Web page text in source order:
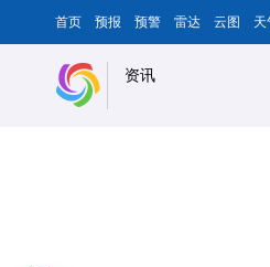
首页 预报 预警 雷达 云图 天
资讯